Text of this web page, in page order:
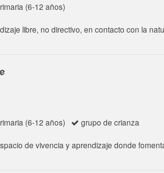
(6-12 años)
libre, no directivo, en contacto con la
(6-12 años) grupo de crianza
de vivencia y aprendizaje donde